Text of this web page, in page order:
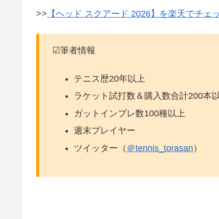
>> 【ヘッド スクアード 2026】を楽天でチェ
☑筆者情報
テニス歴20年以上
ラケット試打数＆購入数合計200本
ガットインプレ数100種以上
週末プレイヤー
ツイッター（ ＠tennis_torasan ）